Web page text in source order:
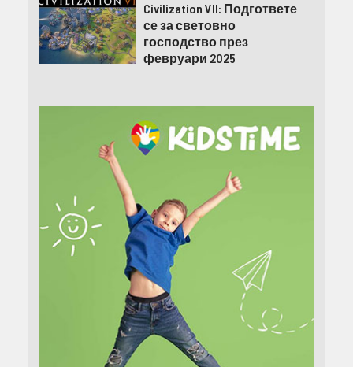
Civilization VII: Подгответе
се за световно
господство през
февруари 2025